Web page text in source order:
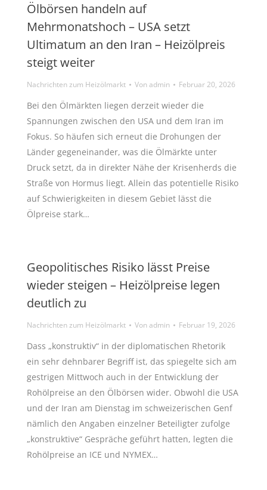
Ölbörsen handeln auf
Mehrmonatshoch – USA setzt
Ultimatum an den Iran – Heizölpreis
steigt weiter
Nachrichten zum Heizölmarkt Vonadmin Februar 20, 2026
Bei den Ölmärkten liegen derzeit wieder die
Spannungen zwischen den USA und dem Iran im
Fokus. So häufen sich erneut die Drohungen der
Länder gegeneinander, was die Ölmärkte unter
Druck setzt, da in direkter Nähe der Krisenherds die
Straße von Hormus liegt. Allein das potentielle Risiko
auf Schwierigkeiten in diesem Gebiet lässt die
Ölpreise stark…
Geopolitisches Risiko lässt Preise
wieder steigen – Heizölpreise legen
deutlich zu
Nachrichten zum Heizölmarkt Vonadmin Februar 19, 2026
Dass „konstruktiv“ in der diplomatischen Rhetorik
ein sehr dehnbarer Begriff ist, das spiegelte sich am
gestrigen Mittwoch auch in der Entwicklung der
Rohölpreise an den Ölbörsen wider. Obwohl die USA
und der Iran am Dienstag im schweizerischen Genf
nämlich den Angaben einzelner Beteiligter zufolge
„konstruktive“ Gespräche geführt hatten, legten die
Rohölpreise an ICE und NYMEX…